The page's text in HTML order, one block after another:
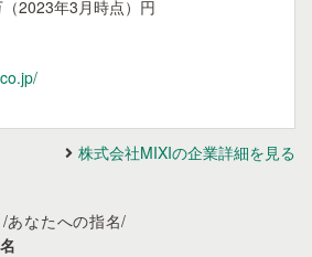
2023年3月時点）円
株式会社MIXIの企業詳細を見る
/あなたへの指名/